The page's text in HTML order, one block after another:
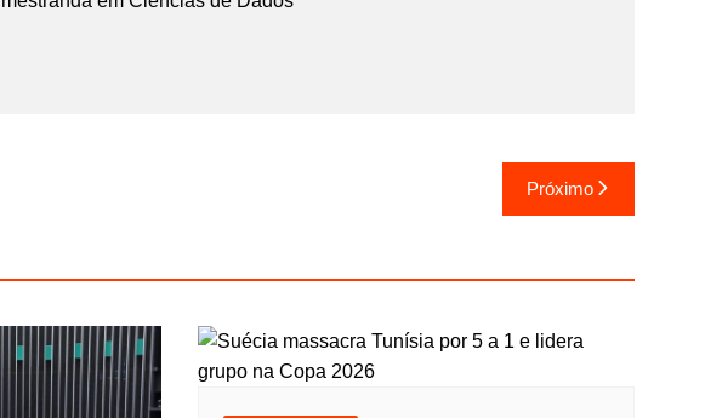
Próximo